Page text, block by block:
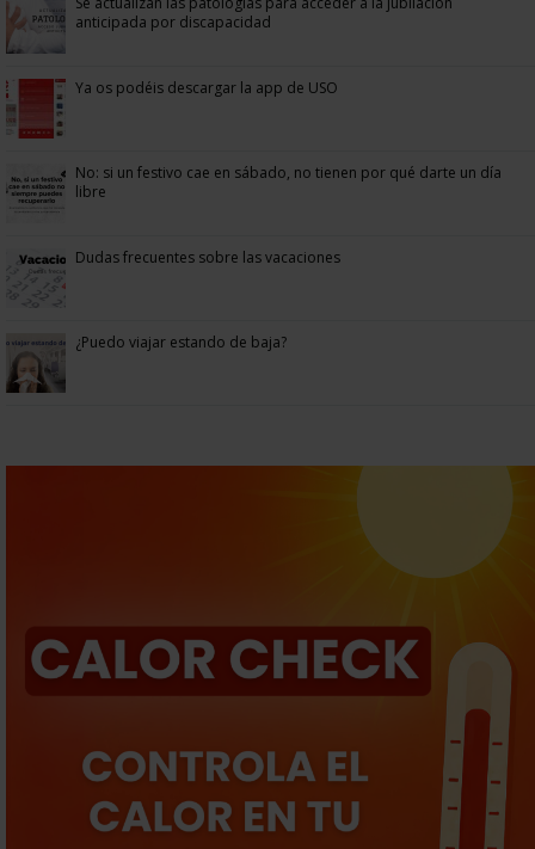
anticipada por discapacidad
Ya os podéis descargar la app de USO
No: si un festivo cae en sábado, no tienen por qué darte un día
libre
Dudas frecuentes sobre las vacaciones
¿Puedo viajar estando de baja?